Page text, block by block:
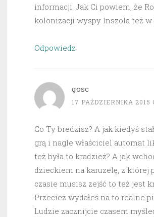
informacji. Jak Ci powiem, że
kolonizacji wyspy Inszola też w
Odpowiedz
gosc
17 PAŹDZIERNIKA 2015
Co Ty bredzisz? A jak kiedyś
grą i nagle właściciel automat
też była to kradzież? A jak
dzieckiem na karuzelę, z której
czasie musisz zejść to też jest
Przecież wydałeś na to realne
Ludzie zacznijcie czasem